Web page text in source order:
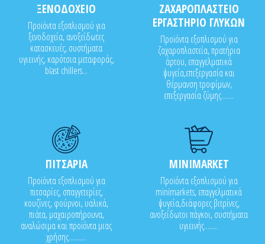
ΞΕΝΟΔΟΧΕΙΟ
Προϊόντα εξοπλισμού για
ξενοδοχεία, ανοξείδωτες
κατασκευές, συστήματα
υγιεινής, καρότσια μεταφοράς,
blast chillers...
ΖΑΧΑΡΟΠΛΑΣΤΕΙΟ
ΕΡΓΑΣΤΗΡΙΟ ΓΛΥΚΩΝ
Προϊόντα εξοπλισμού για
ζαχαροπλαστεία, πρατήρια
άρτου, επαγγελματικά
ψυγεία,επεξεργασία και
θέρμανση τροφίμων,
επεξεργασία ζύμης.......
ΠΙΤΣΑΡΙΑ
Προϊόντα εξοπλισμού για
πιτσαρίες, σπαγγετερίες,
κουζίνες, φούρνοι, υαλικά,
πιάτα, μαχαιροπήρουνα,
αναλώσιμα και προϊόντα μιας
χρήσης..........
MINIMARKET
Προϊόντα εξοπλισμού για
minimarkets, επαγγελματικά
ψυγεία,διάφορες βιτρίνες,
ανοξείδωτοι πάγκοι, συστήματα
υγιεινής........